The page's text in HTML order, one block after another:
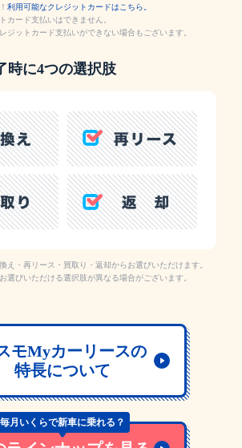
利用可能なクレジットカードはこちら。
カード支払いはできません。
ジットカード支払いができない場合もございます。
時に4つの選択肢
え・再リース・買取り・返却からお選びいただけます。
選びいただける選択肢が異なる場合がございます。
モMyカーリースの
特長について
毎月いくらで新車に乗れる？